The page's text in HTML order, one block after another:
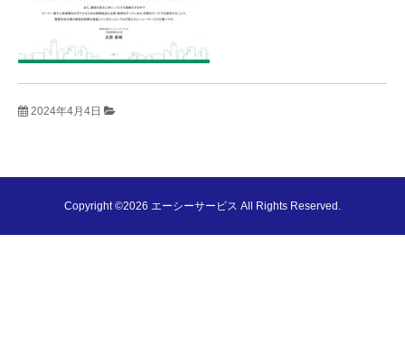
2024年4月4日
Copyright ©2026 エーシーサービス All Rights Reserved.